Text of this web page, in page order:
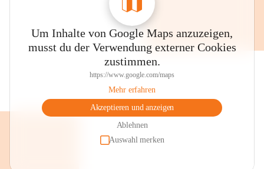
Um Inhalte von Google Maps anzuzeigen,
musst du der Verwendung externer Cookies
zustimmen.
https://www.google.com/maps
Mehr erfahren
Akzeptieren und anzeigen
Ablehnen
Auswahl merken